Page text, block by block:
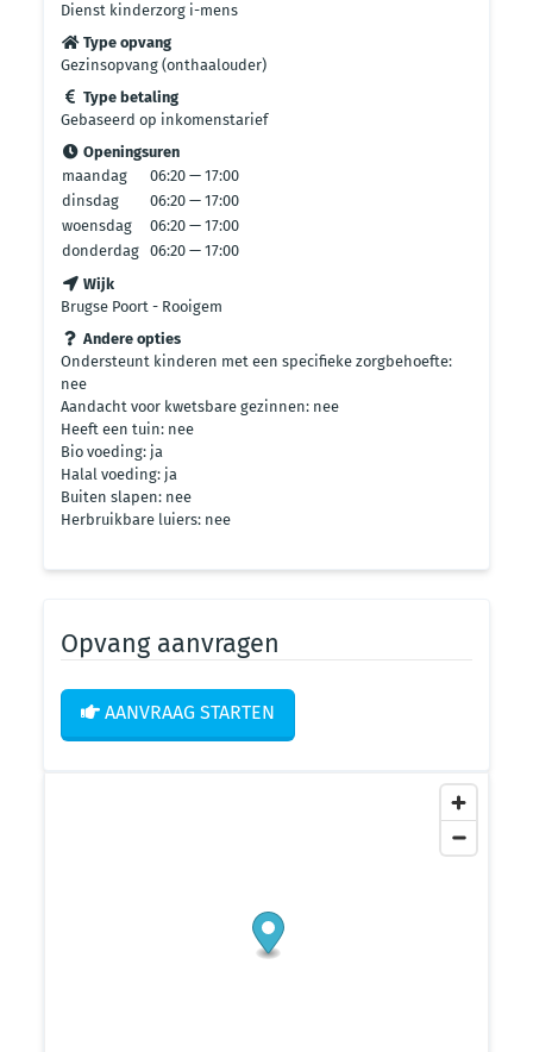
Dienst kinderzorg i-mens
Type opvang
Gezinsopvang (onthaalouder)
Type betaling
Gebaseerd op inkomenstarief
Openingsuren
maandag
06:20 — 17:00
dinsdag
06:20 — 17:00
woensdag
06:20 — 17:00
donderdag 06:20 — 17:00
Wijk
Brugse Poort - Rooigem
Andere opties
Ondersteunt kinderen met een specifieke zorgbehoefte:
nee
Aandacht voor kwetsbare gezinnen: nee
Heeft een tuin: nee
Bio voeding: ja
Halal voeding: ja
Buiten slapen: nee
Herbruikbare luiers: nee
Opvang aanvragen
AANVRAAG STARTEN